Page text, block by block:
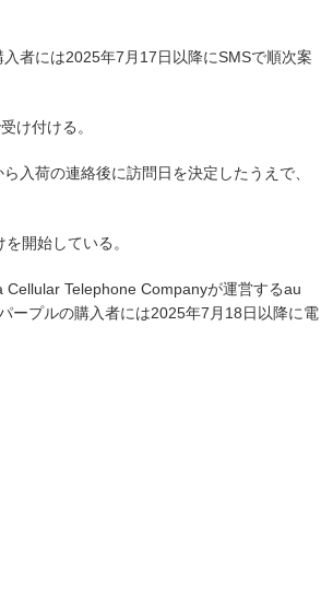
者には2025年7月17日以降にSMSで順次案
け付ける。
入荷の連絡後に訪問日を決定したうえで、
開始している。
Telephone Companyが運営するau
ープルの購入者には2025年7月18日以降に電